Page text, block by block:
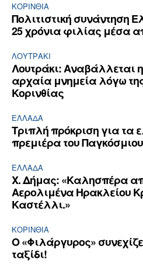
ΚΟΡΙΝΘΊΑ
Πολιτιστική συνάντηση
25 χρόνια φιλίας μέσα
ΛΟΥΤΡΆΚΙ
Λουτράκι: Αναβάλλεται
αρχαία μνημεία λόγω
Κορινθίας
ΕΛΛΆΔΑ
Τριπλή πρόκριση για τα
πρεμιέρα του
ΕΛΛΆΔΑ
Χ. Δήμας: «Καλησπέρα
Αερολιμένα Ηρακλείου
Καστέλλι.»
ΚΟΡΙΝΘΊΑ
Ο «Φιλάργυρος»
ταξίδι!